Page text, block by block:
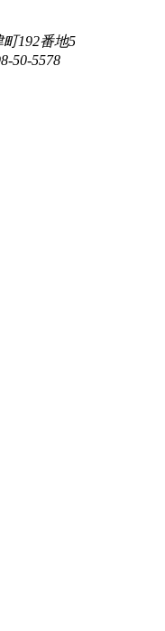
192番地5
50-5578